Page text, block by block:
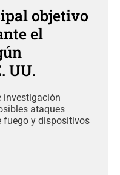
objetivo
el
UU.
investigación
ataques
fuego y dispositivos